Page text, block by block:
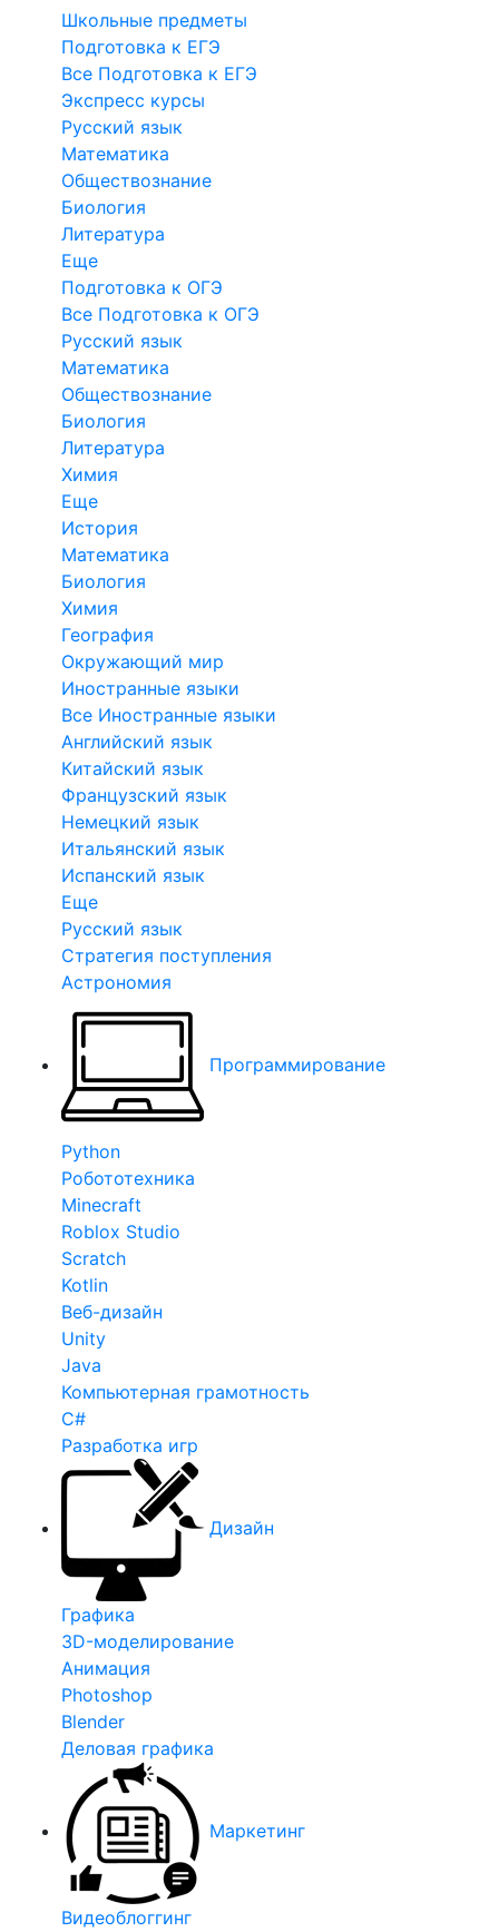
Школьные предметы
Подготовка к ЕГЭ
Все Подготовка к ЕГЭ
Экспресс курсы
Русский язык
Математика
Обществознание
Биология
Литература
Еще
Подготовка к ОГЭ
Все Подготовка к ОГЭ
Русский язык
Математика
Обществознание
Биология
Литература
Химия
Еще
История
Математика
Биология
Химия
География
Окружающий мир
Иностранные языки
Все Иностранные языки
Английский язык
Китайский язык
Французский язык
Немецкий язык
Итальянский язык
Испанский язык
Еще
Русский язык
Стратегия поступления
Астрономия
Программирование
Python
Робототехника
Minecraft
Roblox Studio
Scratch
Kotlin
Веб-дизайн
Unity
Java
Компьютерная грамотность
C#
Разработка игр
Дизайн
Графика
3D-моделирование
Анимация
Photoshop
Blender
Деловая графика
Маркетинг
Видеоблоггинг